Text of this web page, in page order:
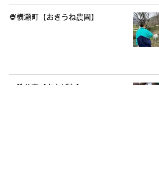
🍨横瀬町【おきうね農園】
🐖秩父市【ちんばた】